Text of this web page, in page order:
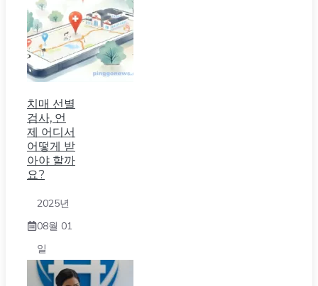
치매 선별
검사, 언
제 어디서
어떻게 받
아야 할까
요?
2025년
08월 01
일